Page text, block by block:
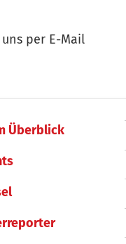
per E-Mail
Überblick